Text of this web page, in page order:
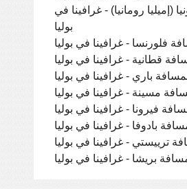
(إميليا رومانيا) - غرافينا في
بوليا
فلورنسا - غرافينا في بوليا
قطانية - غرافينا في بوليا
باري - غرافينا في بوليا
مسينة - غرافينا في بوليا
فيرونا - غرافينا في بوليا
بادوفا - غرافينا في بوليا
ترييستي - غرافينا في بوليا
بريشا - غرافينا في بوليا